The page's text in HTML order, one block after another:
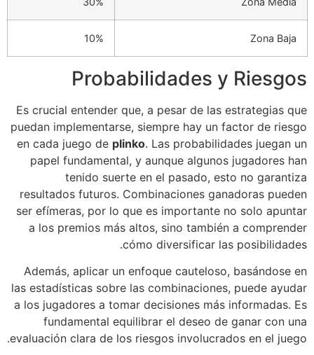
Zona Baja
10%
Probabilidades y Riesgos
Es crucial entender que, a pesar de las estrategias que
puedan implementarse, siempre hay un factor de riesgo
en cada juego de plinko. Las probabilidades juegan un
papel fundamental, y aunque algunos jugadores han
tenido suerte en el pasado, esto no garantiza
resultados futuros. Combinaciones ganadoras pueden
ser efímeras, por lo que es importante no solo apuntar
a los premios más altos, sino también a comprender
cómo diversificar las posibilidades.
Además, aplicar un enfoque cauteloso, basándose en
las estadísticas sobre las combinaciones, puede ayudar
a los jugadores a tomar decisiones más informadas. Es
fundamental equilibrar el deseo de ganar con una
evaluación clara de los riesgos involucrados en el juego.